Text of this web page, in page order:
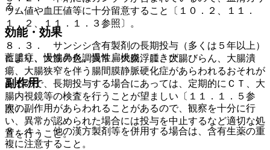
ウム値や血圧値等に十分留意すること〔１０．２、１１．
１．２、１１．１．３参照〕。
８．３． サンシシ含有製剤の長期投与（多くは５年以上）
により、大腸の色調異常、大腸浮腫、大腸びらん、大腸潰
瘍、大腸狭窄を伴う腸間膜静脈硬化症があらわれるおそれが
あるので、長期投与する場合にあっては、定期的にＣＴ、大
腸内視鏡等の検査を行うことが望ましい〔１１．１．５参
照〕。
８．４． 他の漢方製剤等を併用する場合は、含有生薬の重
複に注意すること。
る。
効能・効果
蓄膿症、慢性鼻炎、慢性扁桃炎、にきび。
副作用
次の副作用があらわれることがあるので、観察を十分に行
い、異常が認められた場合には投与を中止するなど適切な処
置を行うこと。